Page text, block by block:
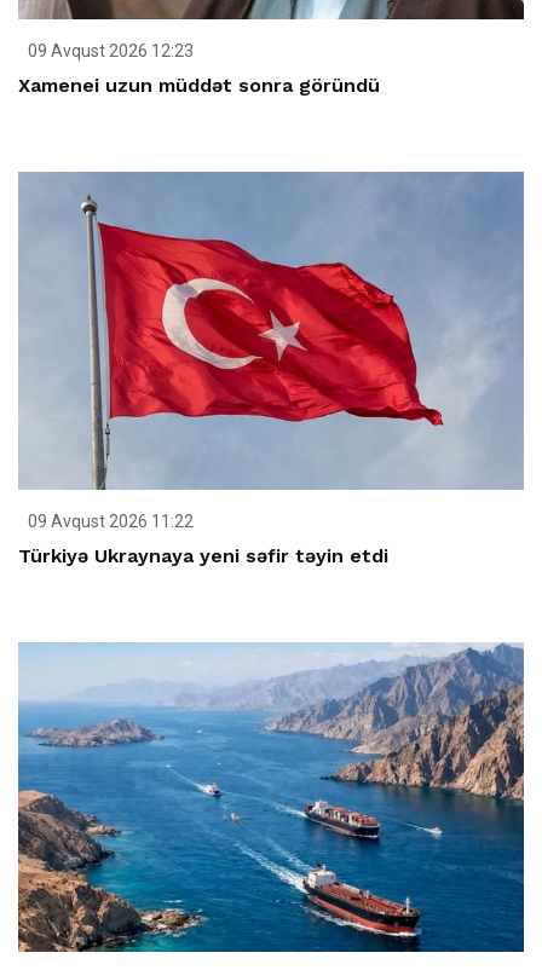
09 Avqust 2026 12:23
Xamenei uzun müddət sonra göründü
09 Avqust 2026 11:22
Türkiyə Ukraynaya yeni səfir təyin etdi